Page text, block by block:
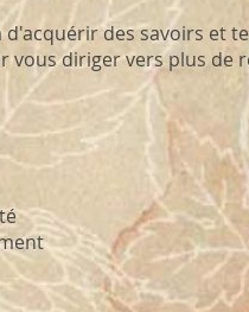
des savoirs et
vous diriger vers plus de